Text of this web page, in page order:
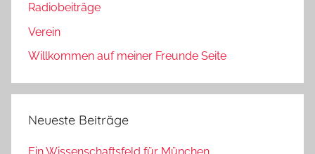
Radiobeiträge
Verein
Willkommen auf meiner Freunde Seite
Neueste Beiträge